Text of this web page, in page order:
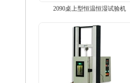
2090桌上型恒温恒湿试验机